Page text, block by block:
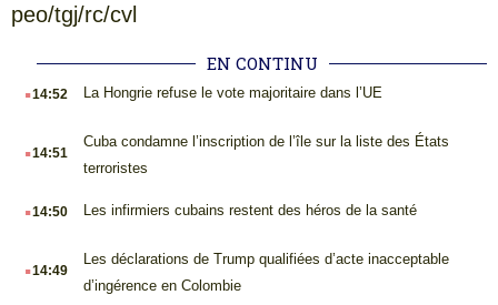
peo/tgj/rc/cvl
EN CONTINU
.14:52 La Hongrie refuse le vote majoritaire dans l’UE
.14:51
Cuba condamne l’inscription de l’île sur la liste des États
terroristes
.14:50 Les infirmiers cubains restent des héros de la santé
.14:49
Les déclarations de Trump qualifiées d’acte inacceptable
d’ingérence en Colombie